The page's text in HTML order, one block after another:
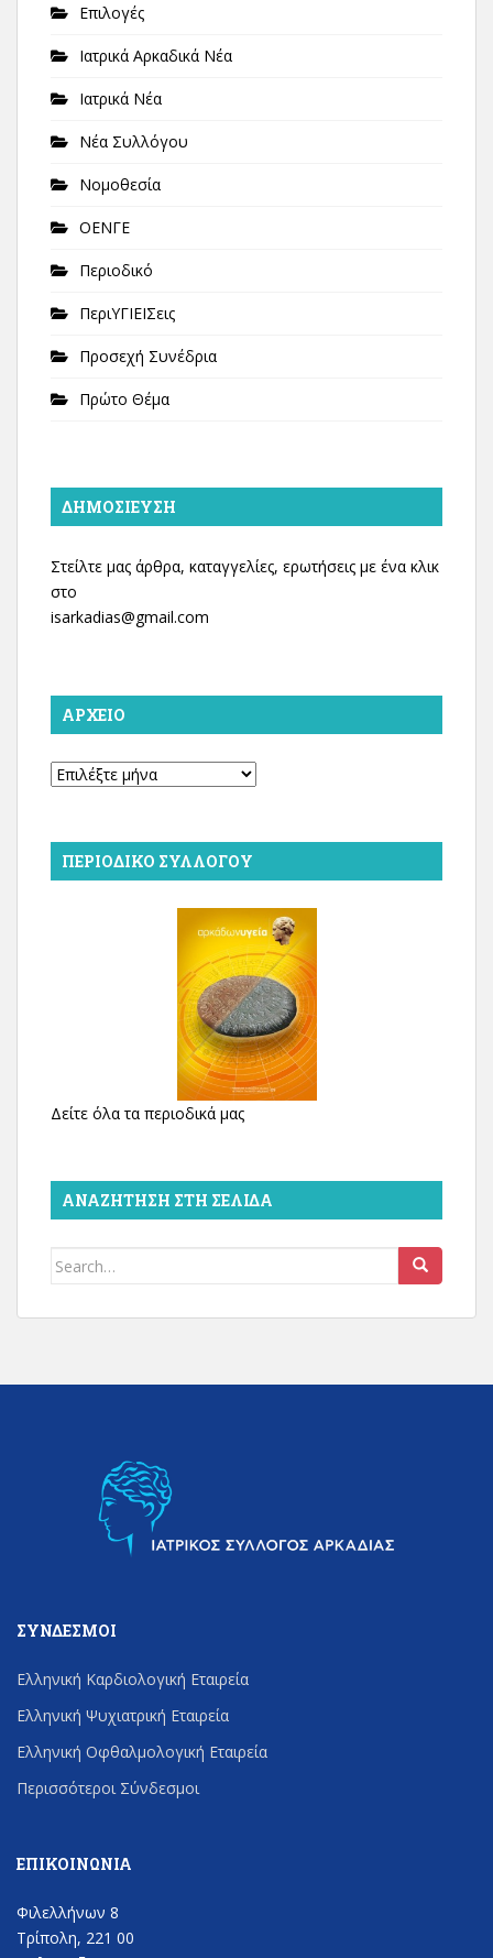
Επιλογές
Ιατρικά Αρκαδικά Νέα
Ιατρικά Νέα
Νέα Συλλόγου
Νομοθεσία
ΟΕΝΓΕ
Περιοδικό
ΠεριΥΓΙΕΙΣεις
Προσεχή Συνέδρια
Πρώτο Θέμα
ΔΗΜΟΣΊΕΥΣΗ
Στείλτε μας άρθρα, καταγγελίες, ερωτήσεις με ένα κλικ
στο
isarkadias@gmail.com
ΑΡΧΕΊΟ
Αρχείο
ΠΕΡΙΟΔΙΚΌ ΣΥΛΛΌΓΟΥ
Δείτε όλα τα περιοδικά μας
ΑΝΑΖΉΤΗΣΗ ΣΤΗ ΣΕΛΊΔΑ
Search
ΣΎΝΔΕΣΜΟΙ
Ελληνική Καρδιολογική Εταιρεία
Ελληνική Ψυχιατρική Εταιρεία
Ελληνική Οφθαλμολογική Εταιρεία
Περισσότεροι Σύνδεσμοι
ΕΠΙΚΟΙΝΩΝΊΑ
Φιλελλήνων 8
Τρίπολη, 221 00